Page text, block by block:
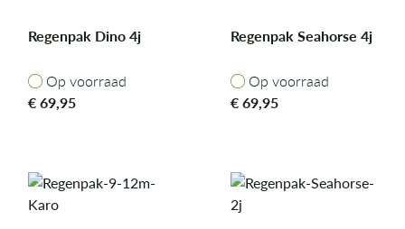
Regenpak Dino 4j
Op voorraad
Op voorraad
€69,95
Regenpak Seahorse 4j
Op voorraad
Op voorraad
€69,95